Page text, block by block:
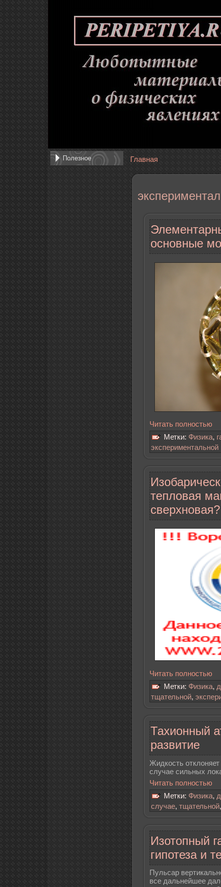
Полезное Главная
основные
Читать полностью
Метки: Физика,
экспериментальной
тепловая
сверхновая?
Читать полностью
Метки: Физика,
тщательной,
Тахионный
развитие
Жидкость
случае сильных
Читать полностью
Метки: Физика,
случае, тщательной
Изотопный
гипотеза и
Пульсар
все дальнейшее